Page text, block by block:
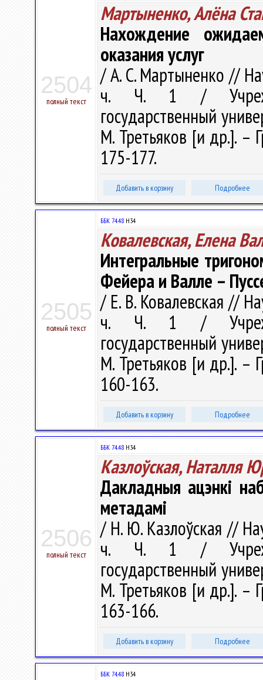
2504
полный текст
Мартыненко, Алёна
Нахождение
оказания услуг
/ А. С. Мартыненко //
ч. Ч. 1 /
государственный
М. Третьяков [и др.]. –
175-177.
Добавить в корзину Подробнее
2505
полный текст
ББК 74.48 Н34
Ковалевская, Елена
Интегральные
Фейера и Валле –
/ Е. В. Ковалевская //
ч. Ч. 1 /
государственный
М. Третьяков [и др.]. –
160-163.
Добавить в корзину Подробнее
2506
полный текст
ББК 74.48 Н34
Казлоўская, Наталля
Дакладныя ацэнкі
метадамі
/ Н. Ю. Казлоўская //
ч. Ч. 1 /
государственный
М. Третьяков [и др.]. –
163-166.
Добавить в корзину Подробнее
ББК 74.48 Н34